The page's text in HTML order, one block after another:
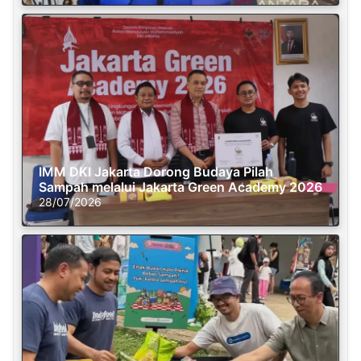
IMM DKI Jakarta Dorong Budaya Pilah
Sampah melalui Jakarta Green Academy 2026
28/07/2026